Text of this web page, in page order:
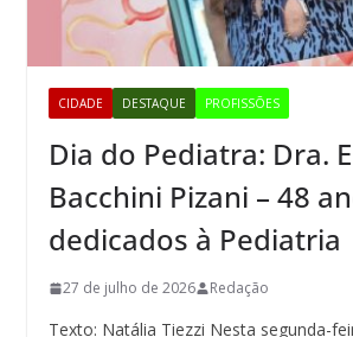
CIDADE DESTAQUE PROFISSÕES
Dia do Pediatra: Dra.
Bacchini Pizani – 48
dedicados à Pediatria
27 de julho de 2026 Redação
Texto: Natália Tiezzi Nesta segunda-